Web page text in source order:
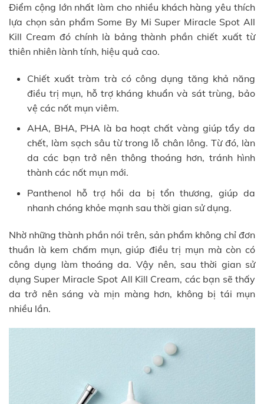
Điểm cộng lớn nhất làm cho nhiều khách hàng yêu thích
lựa chọn sản phẩm Some By Mi Super Miracle Spot All
Kill Cream đó chính là bảng thành phần chiết xuất từ
thiên nhiên lành tính, hiệu quả cao.
Chiết xuất tràm trà có công dụng tăng khả năng
điều trị mụn, hỗ trợ kháng khuẩn và sát trùng, bảo
vệ các nốt mụn viêm.
AHA, BHA, PHA là ba hoạt chất vàng giúp tẩy da
chết, làm sạch sâu từ trong lỗ chân lông. Từ đó, làn
da các bạn trở nên thông thoáng hơn, tránh hình
thành các nốt mụn mới.
Panthenol hỗ trợ hồi da bị tổn thương, giúp da
nhanh chóng khỏe mạnh sau thời gian sử dụng.
Nhờ những thành phần nói trên, sản phẩm không chỉ đơn
thuần là kem chấm mụn, giúp điều trị mụn mà còn có
công dụng làm thoáng da. Vậy nên, sau thời gian sử
dụng Super Miracle Spot All Kill Cream, các bạn sẽ thấy
da trở nên sáng và mịn màng hơn, không bị tái mụn
nhiều lần.